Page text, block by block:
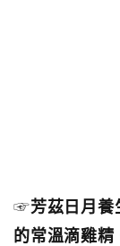
☞芳茲日月養
的常溫滴雞精